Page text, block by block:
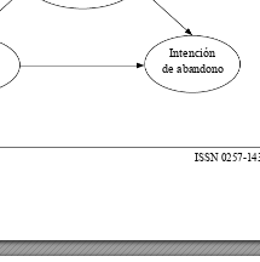
Intención
de abandono